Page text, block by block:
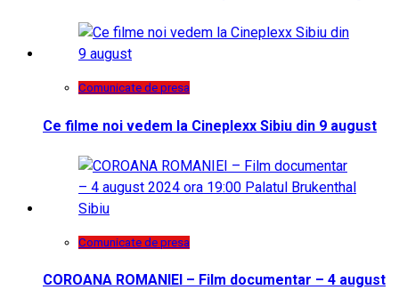
Comunicate de presa
Ce filme noi vedem la Cineplexx Sibiu din 9 august
Comunicate de presa
COROANA ROMANIEI – Film documentar – 4 august